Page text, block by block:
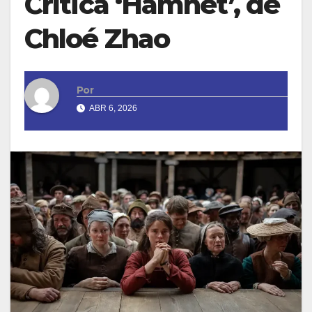
Chloé Zhao
Por
ABR 6, 2026